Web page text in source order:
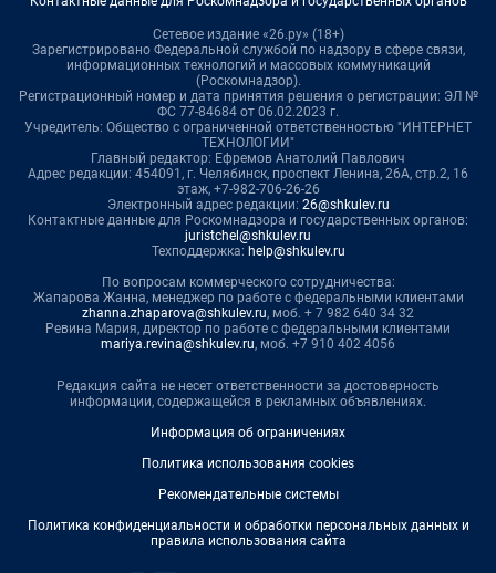
Сетевое издание «26.ру» (18+)
Зарегистрировано Федеральной службой по надзору в сфере связи,
информационных технологий и массовых коммуникаций
(Роскомнадзор).
Регистрационный номер и дата принятия решения о регистрации: ЭЛ №
ФС 77-84684 от 06.02.2023 г.
Учредитель: Общество с ограниченной ответственностью "ИНТЕРНЕТ
ТЕХНОЛОГИИ"
Главный редактор: Ефремов Анатолий Павлович
Адрес редакции: 454091, г. Челябинск, проспект Ленина, 26А, стр.2, 16
этаж, +7-982-706-26-26
Электронный адрес редакции: 26@shkulev.ru
Контактные данные для Роскомнадзора и государственных органов:
juristchel@shkulev.ru
Техподдержка: help@shkulev.ru
По вопросам коммерческого сотрудничества:
Жапарова Жанна, менеджер по работе с федеральными клиентами
zhanna.zhaparova@shkulev.ru, моб. + 7 982 640 34 32
Ревина Мария, директор по работе с федеральными клиентами
mariya.revina@shkulev.ru, моб. +7 910 402 4056
Редакция сайта не несет ответственности за достоверность
информации, содержащейся в рекламных объявлениях.
Информация об ограничениях
Политика использования cookies
Рекомендательные системы
Политика конфиденциальности и обработки персональных данных и
правила использования сайта